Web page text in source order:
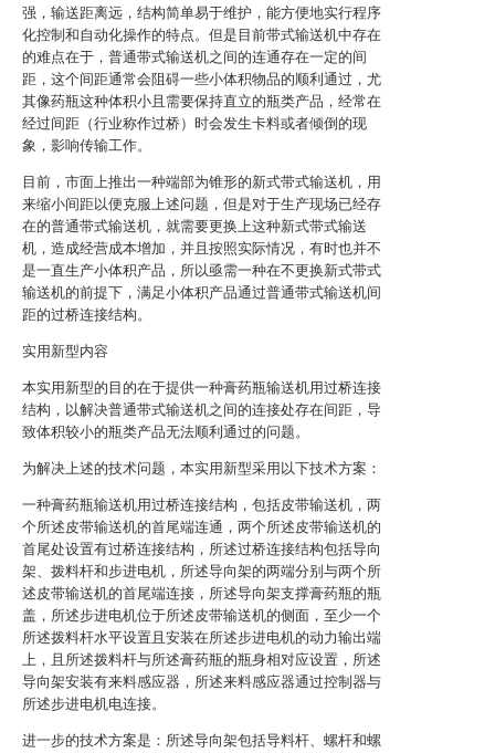
强，输送距离远，结构简单易于维护，能方便地实行程序
化控制和自动化操作的特点。但是目前带式输送机中存在
的难点在于，普通带式输送机之间的连通存在一定的间
距，这个间距通常会阻碍一些小体积物品的顺利通过，尤
其像药瓶这种体积小且需要保持直立的瓶类产品，经常在
经过间距（行业称作过桥）时会发生卡料或者倾倒的现
象，影响传输工作。
目前，市面上推出一种端部为锥形的新式带式输送机，用
来缩小间距以便克服上述问题，但是对于生产现场已经存
在的普通带式输送机，就需要更换上这种新式带式输送
机，造成经营成本增加，并且按照实际情况，有时也并不
是一直生产小体积产品，所以亟需一种在不更换新式带式
输送机的前提下，满足小体积产品通过普通带式输送机间
距的过桥连接结构。
实用新型内容
本实用新型的目的在于提供一种膏药瓶输送机用过桥连接
结构，以解决普通带式输送机之间的连接处存在间距，导
致体积较小的瓶类产品无法顺利通过的问题。
为解决上述的技术问题，本实用新型采用以下技术方案：
一种膏药瓶输送机用过桥连接结构，包括皮带输送机，两
个所述皮带输送机的首尾端连通，两个所述皮带输送机的
首尾处设置有过桥连接结构，所述过桥连接结构包括导向
架、拨料杆和步进电机，所述导向架的两端分别与两个所
述皮带输送机的首尾端连接，所述导向架支撑膏药瓶的瓶
盖，所述步进电机位于所述皮带输送机的侧面，至少一个
所述拨料杆水平设置且安装在所述步进电机的动力输出端
上，且所述拨料杆与所述膏药瓶的瓶身相对应设置，所述
导向架安装有来料感应器，所述来料感应器通过控制器与
所述步进电机电连接。
进一步的技术方案是：所述导向架包括导料杆、螺杆和螺